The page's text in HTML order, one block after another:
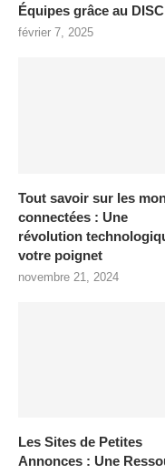
Équipes grâce au DISC
février 7, 2025
Tout savoir sur les
connectées : Une
révolution
votre poignet
novembre 21, 2024
Les Sites de Petites
Annonces : Une